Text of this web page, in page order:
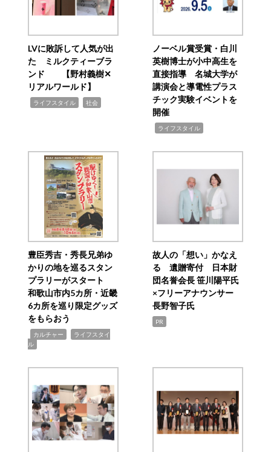
LVに敗訴して人気が出
た ミルクティーブラ
ンド 【野村義樹✕
リアルワールド】
ライフスタイル 社会
ノーベル賞受賞・白川
英樹博士が小中高生を
直接指導 名城大学が
講演会と導電性プラス
チック実験イベントを
開催
ライフスタイル
豊臣秀吉・秀長兄弟ゆ
かりの地を巡るスタン
プラリーがスタート
和歌山市内5カ所・近畿
6カ所を巡り限定グッズ
をもらおう
カルチャー
ライフスタイ
ル
故人の「想い」かなえ
る 遺贈寄付 日本財
団名誉会長 笹川陽平氏
×フリーアナウンサー
長野智子氏
PR